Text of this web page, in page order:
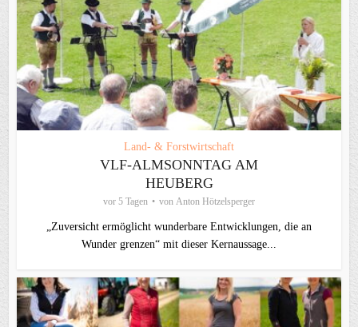
Land- & Forstwirtschaft
VLF-ALMSONNTAG AM
HEUBERG
vor 5 Tagen von Anton Hötzelsperger
„Zuversicht ermöglicht wunderbare Entwicklungen, die an
Wunder grenzen“ mit dieser Kernaussage...